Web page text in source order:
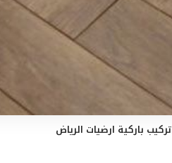
تركيب باركية ارضيات الرياض